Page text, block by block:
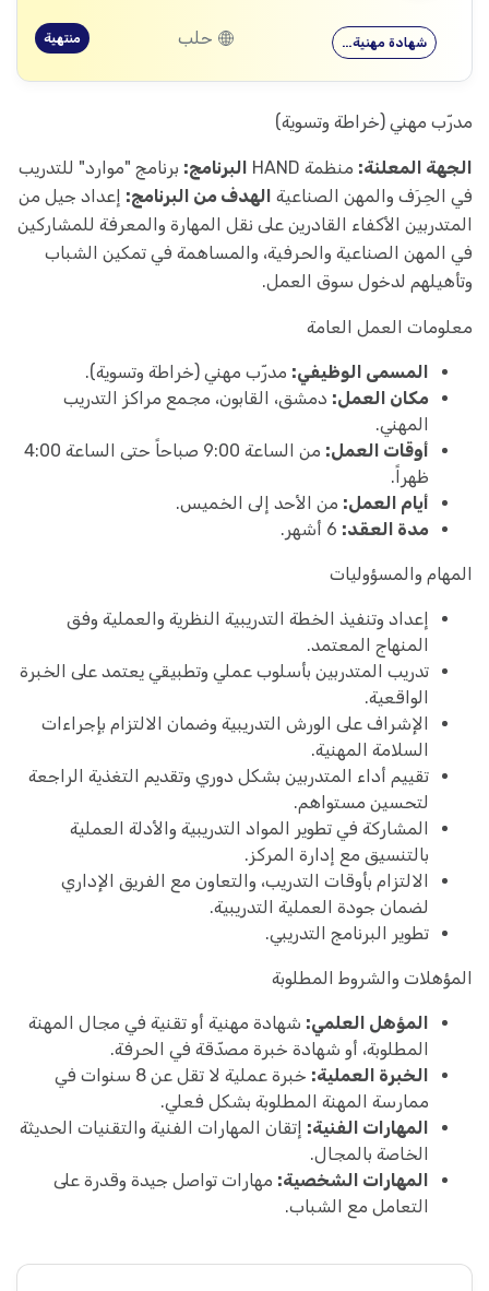
شهادة مهنية… حلب منتهية
مدرّب مهني (خراطة وتسوية)
الجهة المعلنة: منظمة HAND البرنامج: برنامج "موارد" للتدريب
في الحِرَف والمهن الصناعية الهدف من البرنامج: إعداد جيل من
المتدربين الأكفاء القادرين على نقل المهارة والمعرفة للمشاركين
في المهن الصناعية والحرفية، والمساهمة في تمكين الشباب
وتأهيلهم لدخول سوق العمل.
معلومات العمل العامة
المسمى الوظيفي: مدرّب مهني (خراطة وتسوية).
مكان العمل: دمشق، القابون، مجمع مراكز التدريب
المهني.
أوقات العمل:
من الساعة 9:00 صباحاً حتى الساعة 4:00
ظهراً.
أيام العمل: من الأحد إلى الخميس.
مدة العقد:
المهام والمسؤوليات
إعداد وتنفيذ الخطة التدريبية النظرية والعملية وفق
المنهاج المعتمد.
تدريب المتدربين بأسلوب عملي وتطبيقي يعتمد على الخبرة
الواقعية.
الإشراف على الورش التدريبية وضمان الالتزام بإجراءات
السلامة المهنية.
تقييم أداء المتدربين بشكل دوري وتقديم التغذية الراجعة
لتحسين مستواهم.
المشاركة في تطوير المواد التدريبية والأدلة العملية
بالتنسيق مع إدارة المركز.
الالتزام بأوقات التدريب، والتعاون مع الفريق الإداري
لضمان جودة العملية التدريبية.
تطوير البرنامج التدريبي.
المؤهلات والشروط المطلوبة
المؤهل العلمي: شهادة مهنية أو تقنية في مجال المهنة
المطلوبة، أو شهادة خبرة مصدّقة في الحرفة.
الخبرة العملية:
خبرة عملية لا تقل عن 8 سنوات في
ممارسة المهنة المطلوبة بشكل فعلي.
المهارات الفنية: إتقان المهارات الفنية والتقنيات الحديثة
الخاصة بالمجال.
المهارات الشخصية: مهارات تواصل جيدة وقدرة على
التعامل مع الشباب.